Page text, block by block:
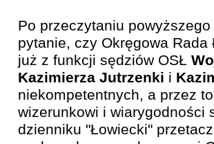
Po przeczytaniu
pytanie, czy Okręgowa Rada
już z funkcji sędziów OSŁ
Kazimierza Jutrzenki i
niekompetentnych, a przez
wizerunkowi i wiarygodności
dzienniku "Łowiecki"